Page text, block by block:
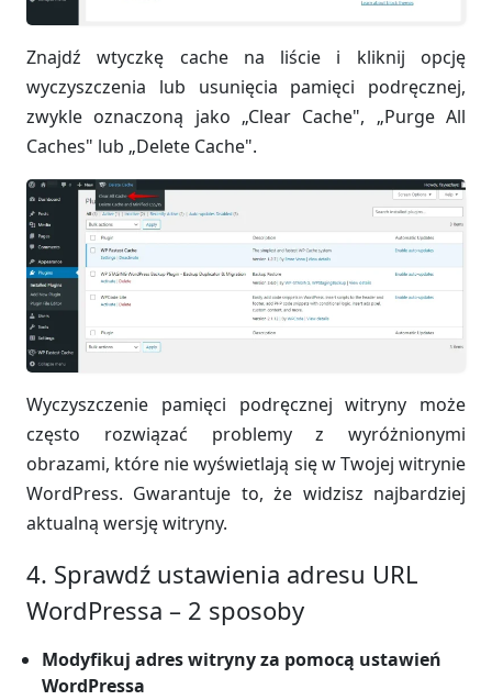
Znajdź wtyczkę cache na liście i kliknij opcję
wyczyszczenia lub usunięcia pamięci podręcznej,
zwykle oznaczoną jako „Clear Cache", „Purge All
Caches" lub „Delete Cache".
Wyczyszczenie pamięci podręcznej witryny może
często rozwiązać problemy z wyróżnionymi
obrazami, które nie wyświetlają się w Twojej witrynie
WordPress. Gwarantuje to, że widzisz najbardziej
aktualną wersję witryny.
4. Sprawdź ustawienia adresu URL
WordPressa – 2 sposoby
Modyfikuj adres witryny za pomocą ustawień
WordPressa